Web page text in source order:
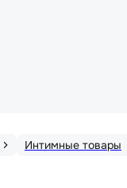
Интимные товары